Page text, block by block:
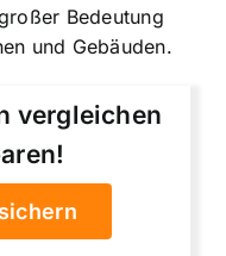
Bedeutung
und Gebäuden.
vergleichen